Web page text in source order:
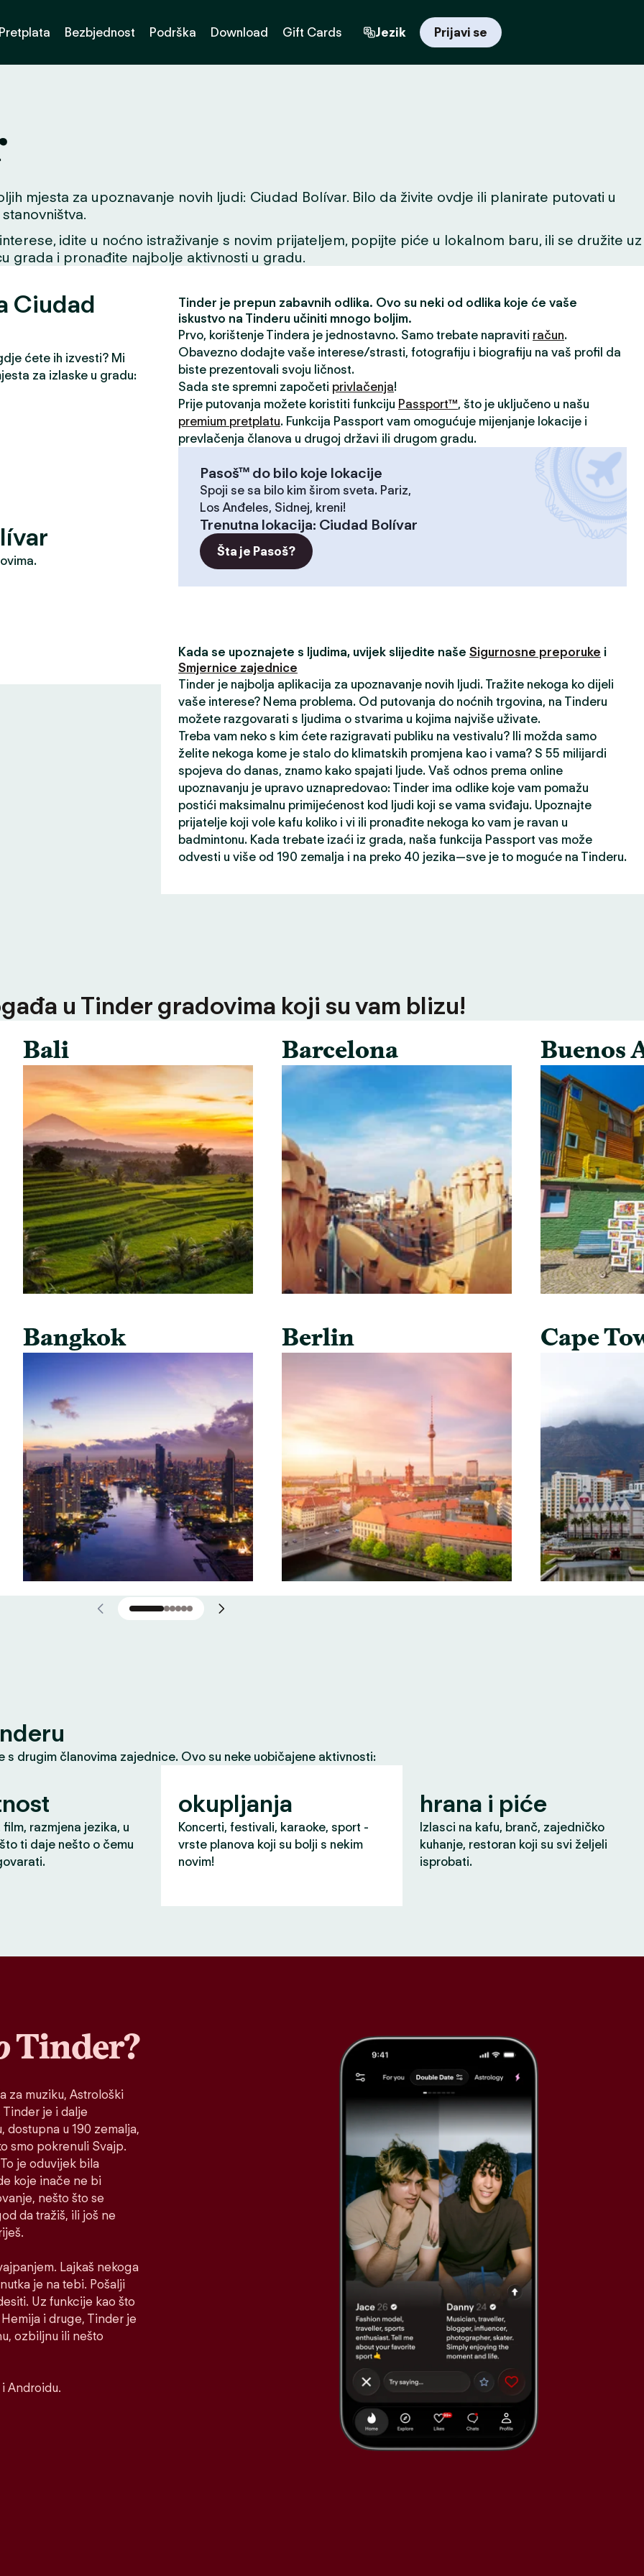
Pretplata Bezbjednost Podrška Download Gift Cards Jezik Prijavi se
mjesta za upoznavanje novih ljudi: Ciudad Bolívar. Bilo da živite ovdje ili planirate putovati u
idite u noćno istraživanje s novim prijateljem, popijte piće u lokalnom baru, ili se družite uz
grada i pronađite najbolje aktivnosti u gradu.
Ciudad
ćete ih izvesti? Mi
za izlaske u gradu:
Tinder je prepun zabavnih odlika. Ovo su neki od odlika koje će vaše
iskustvo na Tinderu učiniti mnogo boljim.
Prvo, korištenje Tindera je jednostavno. Samo trebate napraviti račun.
Obavezno dodajte vaše interese/strasti, fotografiju i biografiju na vaš profil da
biste prezentovali svoju ličnost.
Sada ste spremni započeti privlačenja!
Prije putovanja možete koristiti funkciju Passport™, što je uključeno u našu
premium pretplatu. Funkcija Passport vam omogućuje mijenjanje lokacije i
prevlačenja članova u drugoj državi ili drugom gradu.
Pasoš™ do bilo koje lokacije
Spoji se sa bilo kim širom sveta. Pariz,
Los Anđeles, Sidnej, kreni!
Trenutna lokacija: Ciudad Bolívar
Šta je Pasoš?
Kada se upoznajete s ljudima, uvijek slijedite naše Sigurnosne preporuke i
Smjernice zajednice
Tinder je najbolja aplikacija za upoznavanje novih ljudi. Tražite nekoga ko dijeli
vaše interese? Nema problema. Od putovanja do noćnih trgovina, na Tinderu
možete razgovarati s ljudima o stvarima u kojima najviše uživate.
Treba vam neko s kim ćete razigravati publiku na vestivalu? Ili možda samo
želite nekoga kome je stalo do klimatskih promjena kao i vama? S 55 milijardi
spojeva do danas, znamo kako spajati ljude. Vaš odnos prema online
upoznavanju je upravo uznapredovao: Tinder ima odlike koje vam pomažu
postići maksimalnu primijećenost kod ljudi koji se vama sviđaju. Upoznajte
prijatelje koji vole kafu koliko i vi ili pronađite nekoga ko vam je ravan u
badmintonu. Kada trebate izaći iz grada, naša funkcija Passport vas može
odvesti u više od 190 zemalja i na preko 40 jezika—sve je to moguće na Tinderu.
u Tinder gradovima koji su vam blizu!
Bali
Bangkok
Barcelona
Berlin
Buenos
Cape
drugim članovima zajednice. Ovo su neke uobičajene aktivnosti:
razmjena jezika, u
ti daje nešto o čemu
okupljanja
Koncerti, festivali, karaoke, sport -
vrste planova koji su bolji s nekim
novim!
hrana i piće
Izlasci na kafu, branč, zajedničko
kuhanje, restoran koji su svi željeli
isprobati.
Tinder?
za muziku, Astrološki
je i dalje
u 190 zemalja,
smo pokrenuli Svajp.
je oduvijek bila
koje inače ne bi
nešto što se
da tražiš, ili još ne
Lajkaš nekoga
je na tebi. Pošalji
Uz funkcije kao što
i druge, Tinder je
ozbiljnu ili nešto
Androidu.